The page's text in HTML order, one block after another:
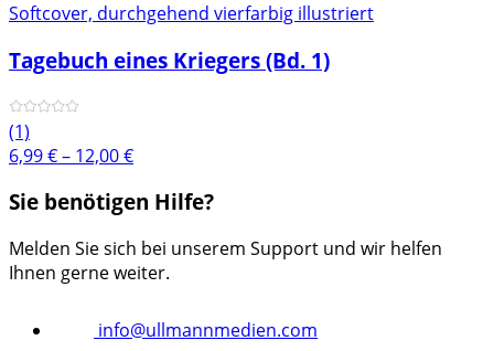
Softcover, durchgehend vierfarbig illustriert
Tagebuch eines Kriegers (Bd. 1)
(1)
6,99€– 12,00€Preisspanne:
bis
Sie benötigen Hilfe?
Melden Sie sich bei unserem Support und wir helfen
Ihnen gerne weiter.
info@ullmannmedien.com